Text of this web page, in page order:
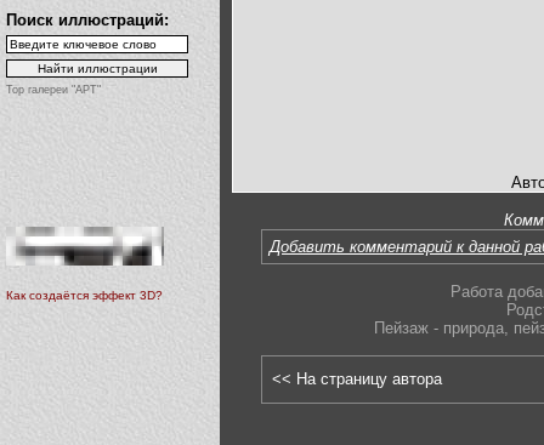
Поиск иллюстраций:
Top галереи "АРТ"
Как создаётся эффект 3D?
Добавить комментарий к данной
Работа
Пейзаж - природа,
<< На страницу автора